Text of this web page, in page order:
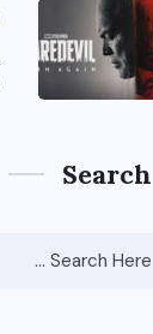
Search